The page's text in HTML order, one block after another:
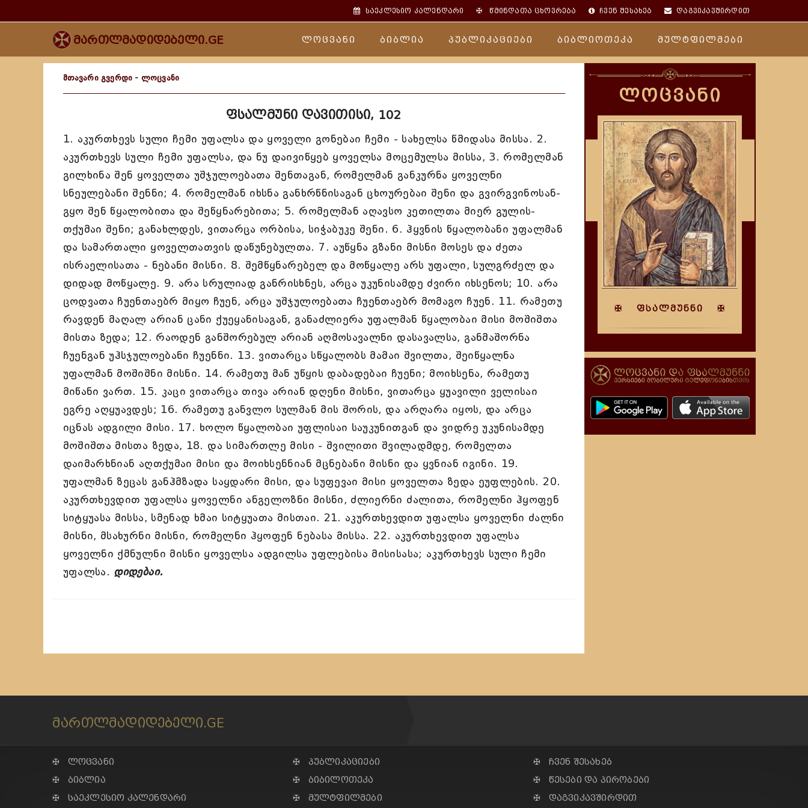
საეკლესიო კალენდარი ✠წმინდათა ცხოვრება ჩვენ შესახებ დაგვიკავშირდით
მართლმადიდებელი.GE ლოცვანი ბიბლია პუბლიკაციები ბიბლიოთეკა მულტფილმები
მთავარი გვერდი - ლოცვანი
ფსალმუნი დავითისი, 102
1. აკურთხევს სული ჩემი უფალსა და ყოველი გონებაი ჩემი - სახელსა წმიდასა მისსა. 2.
აკურთხევს სული ჩემი უფალსა, და ნუ დაივიწყებ ყოველსა მოცემულსა მისსა, 3. რომელმან
გილხინა შენ ყოველთა უშჯულოებათა შენთაგან, რომელმან განკურნა ყოველნი
სნეულებანი შენნი; 4. რომელმან იხსნა განხრწნისაგან ცხოურებაი შენი და გვირგვინოსან-
გყო შენ წყალობითა და შეწყნარებითა; 5. რომელმან აღავსო კეთილთა მიერ გულის-
თქუმაი შენი; განახლდეს, ვითარცა ორბისა, სიჭაბუკე შენი. 6. ჰყვნის წყალობანი უფალმან
და სამართალი ყოველთათვის დაწუნებულთა. 7. აუწყნა გზანი მისნი მოსეს და ძეთა
ისრაელისათა - ნებანი მისნი. 8. შემწყნარებელ და მოწყალე არს უფალი, სულგრძელ და
დიდად მოწყალე. 9. არა სრულიად განრისხნეს, არცა უკუნისამდე ძვირი იხსენოს; 10. არა
ცოდვათა ჩუენთაებრ მიყო ჩუენ, არცა უშჯულოებათა ჩუენთაებრ მომაგო ჩუენ. 11. რამეთუ
რავდენ მაღალ არიან ცანი ქუეყანისაგან, განაძლიერა უფალმან წყალობაი მისი მოშიშთა
მისთა ზედა; 12. რაოდენ განშორებულ არიან აღმოსავალნი დასავალსა, განმაშორნა
ჩუენგან უჰსჯულოებანი ჩუენნი. 13. ვითარცა სწყალობს მამაი შვილთა, შეიწყალნა
უფალმან მოშიშნი მისნი. 14. რამეთუ მან უწყის დაბადებაი ჩუენი; მოიხსენა, რამეთუ
მიწანი ვართ. 15. კაცი ვითარცა თივა არიან დღენი მისნი, ვითარცა ყუავილი ველისაი
ეგრე აღყუავდეს; 16. რამეთუ განვლო სულმან მის შორის, და არღარა იყოს, და არცა
იცნას ადგილი მისი. 17. ხოლო წყალობაი უფლისაი საუკუნითგან და ვიდრე უკუნისამდე
მოშიშთა მისთა ზედა, 18. და სიმართლე მისი - შვილითი შვილადმდე, რომელთა
დაიმარხნიან აღთქუმაი მისი და მოიხსენნიან მცნებანი მისნი და ყვნიან იგინი. 19.
უფალმან ზეცას განჰმზადა საყდარი მისი, და სუფევაი მისი ყოველთა ზედა ეუფლების. 20.
აკურთხევდით უფალსა ყოველნი ანგელოზნი მისნი, ძლიერნი ძალითა, რომელნი ჰყოფენ
სიტყუასა მისსა, სმენად ხმაი სიტყუათა მისთაი. 21. აკურთხევდით უფალსა ყოველნი ძალნი
მისნი, მსახურნი მისნი, რომელნი ჰყოფენ ნებასა მისსა. 22. აკურთხევდით უფალსა
ყოველნი ქმნულნი მისნი ყოველსა ადგილსა უფლებისა მისისასა; აკურთხევს სული ჩემი
უფალსა. დიდებაი.
ლოცვანი
✠ ფსალმუნნი ✠
მართლმადიდებელი.GE
✠ ლოცვანი
✠ ბიბლია
✠ საეკლესიო კალენდარი
✠ პუბლიკაციები
✠ ბიბილოთეკა
✠ მულტფილმები
✠ ჩვენ შესახებ
✠ წესები და პირობები
✠ დაგვიკავშირდით